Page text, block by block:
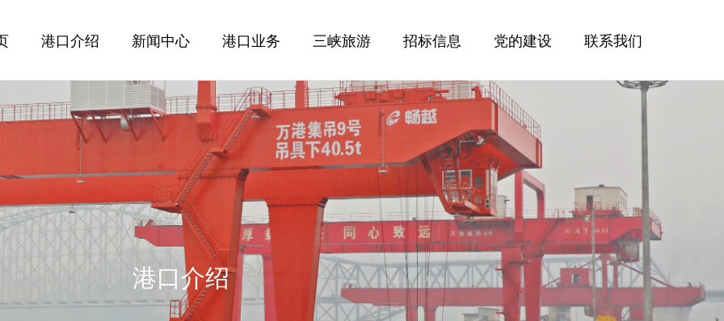
港口介绍 新闻中心 港口业务 三峡旅游 招标信息 党的建设 联系我们
港口介绍